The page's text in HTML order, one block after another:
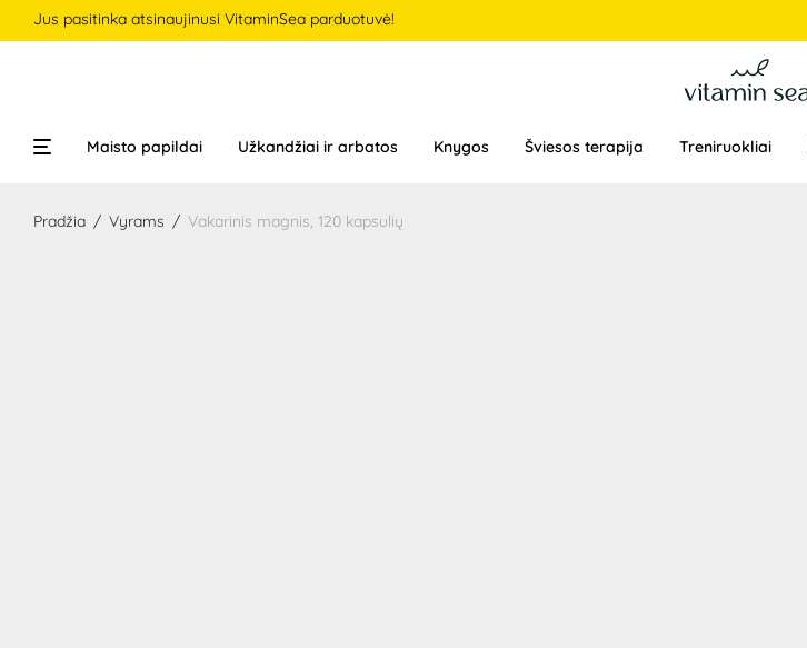
Jus pasitinka atsinaujinusi VitaminSea parduotuvė!
Maisto papildai Užkandžiai ir arbatos Knygos Šviesos terapija Treniruokliai
Pradžia / Vyrams / Vakarinis magnis, 120 kapsulių